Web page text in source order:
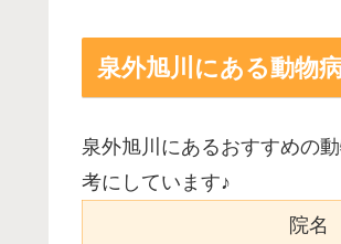
泉外旭川にある動物
泉外旭川にあるおすすめの
考にしています♪
院名